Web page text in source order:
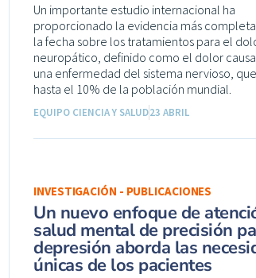
Un importante estudio internacional ha
proporcionado la evidencia más
la fecha sobre los tratamientos para el
neuropático, definido como el dolor
una enfermedad del sistema nervioso,
hasta el 10% de la población mundial.
EQUIPO CIENCIA Y SALUD23 ABRIL
INVESTIGACIÓN - PUBLICACIONES
Un nuevo enfoque de
salud mental de precisión
depresión aborda las
únicas de los pacientes